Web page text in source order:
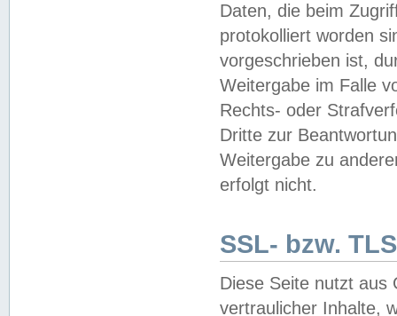
Daten, die beim
protokolliert worden
vorgeschrieben ist,
Weitergabe im Falle
Rechts- oder
Dritte zur
Weitergabe zu
erfolgt nicht.
SSL- bzw.
Diese Seite nutzt aus
vertraulicher Inhalte,